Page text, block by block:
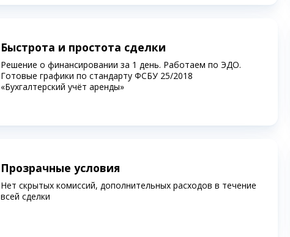
Быстрота и простота сделки
Решение о финансировании за 1 день. Работаем по ЭДО.
Готовые графики по стандарту ФСБУ 25/2018
«Бухгалтерский учёт аренды»
Прозрачные условия
Нет скрытых комиссий, дополнительных расходов в течение
всей сделки